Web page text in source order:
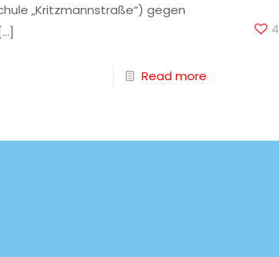
„Kritzmannstraße“) gegen
[…]
Read more
4